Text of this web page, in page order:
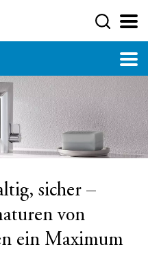
sicher –
von
ein Maximum